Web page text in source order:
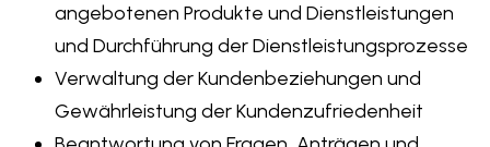
angebotenen Produkte und Dienstleistungen
und Durchführung der Dienstleistungsprozesse
Verwaltung der Kundenbeziehungen und
Gewährleistung der Kundenzufriedenheit